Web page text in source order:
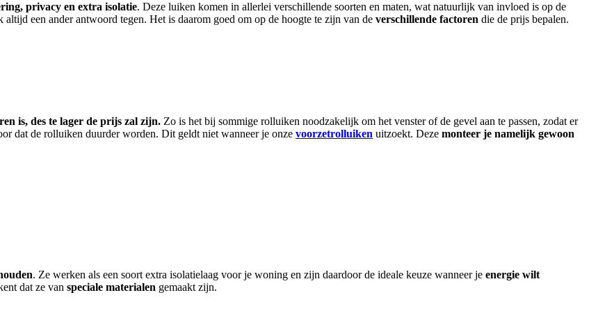
privacy en extra isolatie. Deze luiken komen in allerlei verschillende soorten en maten, wat natuurlijk van invloed is op de
een ander antwoord tegen. Het is daarom goed om op de hoogte te zijn van de verschillende factoren die de prijs bepalen.
is, des te lager de prijs zal zijn. Zo is het bij sommige rolluiken noodzakelijk om het venster of de gevel aan te passen, zodat er
dat de rolluiken duurder worden. Dit geldt niet wanneer je onze voorzetrolluiken uitzoekt. Deze monteer je namelijk gewoon
. Ze werken als een soort extra isolatielaag voor je woning en zijn daardoor de ideale keuze wanneer je energie wilt
dat ze van speciale materialen gemaakt zijn.